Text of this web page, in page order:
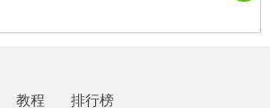
教程 排行榜